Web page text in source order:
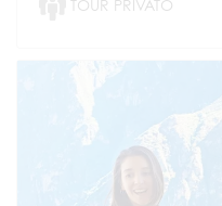
TOUR PRIVATO